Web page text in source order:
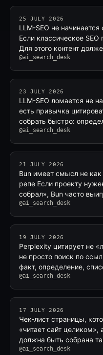
25 JULY 2026
LLM-SEO не
Если классическое SEO
Для этого контент
@ai_search_desk
23 JULY 2026
LLM-SEO ломается не
есть привычка
собрать быстро:
@ai_search_desk
21 JULY 2026
Bun имеет смысл не
репе Если проекту
собрал», Bun часто
@ai_search_desk
19 JULY 2026
Perplexity цитирует не
не просто поиск по
факт, определение,
@ai_search_desk
17 JULY 2026
Чек-лист страницы,
«читает сайт
должна быть собрана
@ai_search_desk